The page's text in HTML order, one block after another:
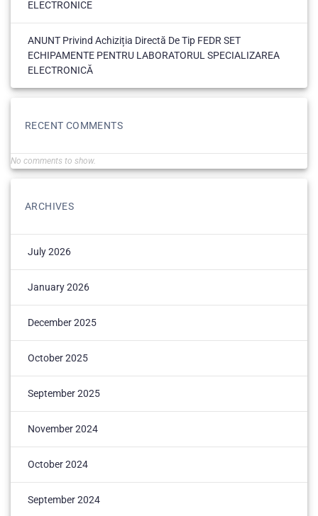
ELECTRONICE
ANUNT Privind Achiziția Directă De Tip FEDR SET
ECHIPAMENTE PENTRU LABORATORUL SPECIALIZAREA
ELECTRONICĂ
RECENT COMMENTS
No comments to show.
ARCHIVES
July 2026
January 2026
December 2025
October 2025
September 2025
November 2024
October 2024
September 2024